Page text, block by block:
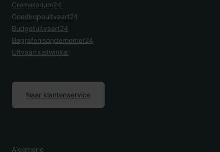
Crematorium24
Goedkopeuitvaart24
Budgetuitvaart24
Begrafenisondernemer24
Uitvaartkistwinkel
Naar klantenservice
Algemene